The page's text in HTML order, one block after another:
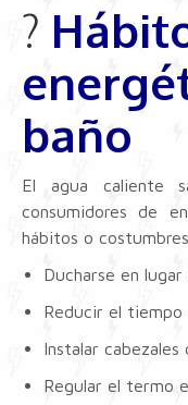
?
baño
El agua caliente
consumidores de
hábitos o
Ducharse en lugar
Reducir el tiempo
Instalar cabezales
Regular el termo